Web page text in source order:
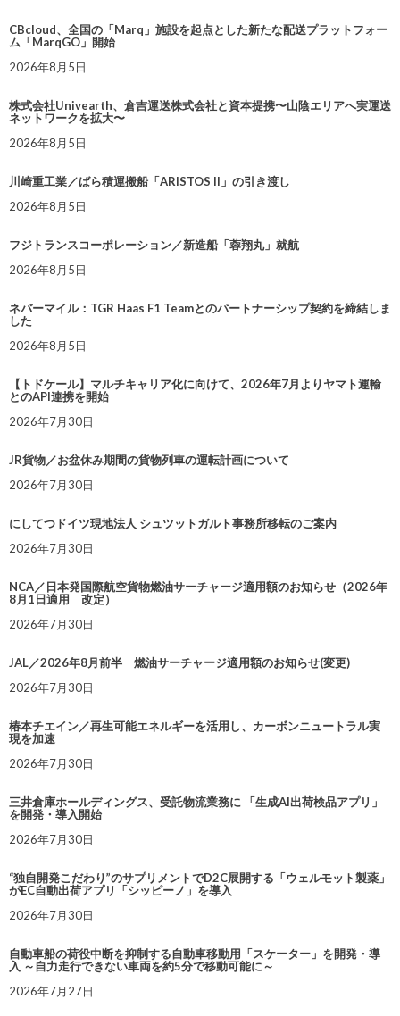
CBcloud、全国の「Marq」施設を起点とした新たな配送プラットフォー
ム「MarqGO」開始
2026年8月5日
株式会社Univearth、倉吉運送株式会社と資本提携〜山陰エリアへ実運送
ネットワークを拡大〜
2026年8月5日
川崎重工業／ばら積運搬船「ARISTOS II」の引き渡し
2026年8月5日
フジトランスコーポレーション／新造船「蓉翔丸」就航
2026年8月5日
ネバーマイル：TGR Haas F1 Teamとのパートナーシップ契約を締結しま
した
2026年8月5日
【トドケール】マルチキャリア化に向けて、2026年7月よりヤマト運輸
とのAPI連携を開始
2026年7月30日
JR貨物／お盆休み期間の貨物列車の運転計画について
2026年7月30日
にしてつドイツ現地法人 シュツットガルト事務所移転のご案内
2026年7月30日
NCA／日本発国際航空貨物燃油サーチャージ適用額のお知らせ（2026年
8月1日適用 改定）
2026年7月30日
JAL／2026年8月前半 燃油サーチャージ適用額のお知らせ(変更)
2026年7月30日
椿本チエイン／再生可能エネルギーを活用し、カーボンニュートラル実
現を加速
2026年7月30日
三井倉庫ホールディングス、受託物流業務に 「生成AI出荷検品アプリ」
を開発・導入開始
2026年7月30日
“独自開発こだわり”のサプリメントでD2C展開する「ウェルモット製薬」
がEC自動出荷アプリ「シッピーノ」を導入
2026年7月30日
自動車船の荷役中断を抑制する自動車移動用「スケーター」を開発・導
入 ～自力走行できない車両を約5分で移動可能に～
2026年7月27日